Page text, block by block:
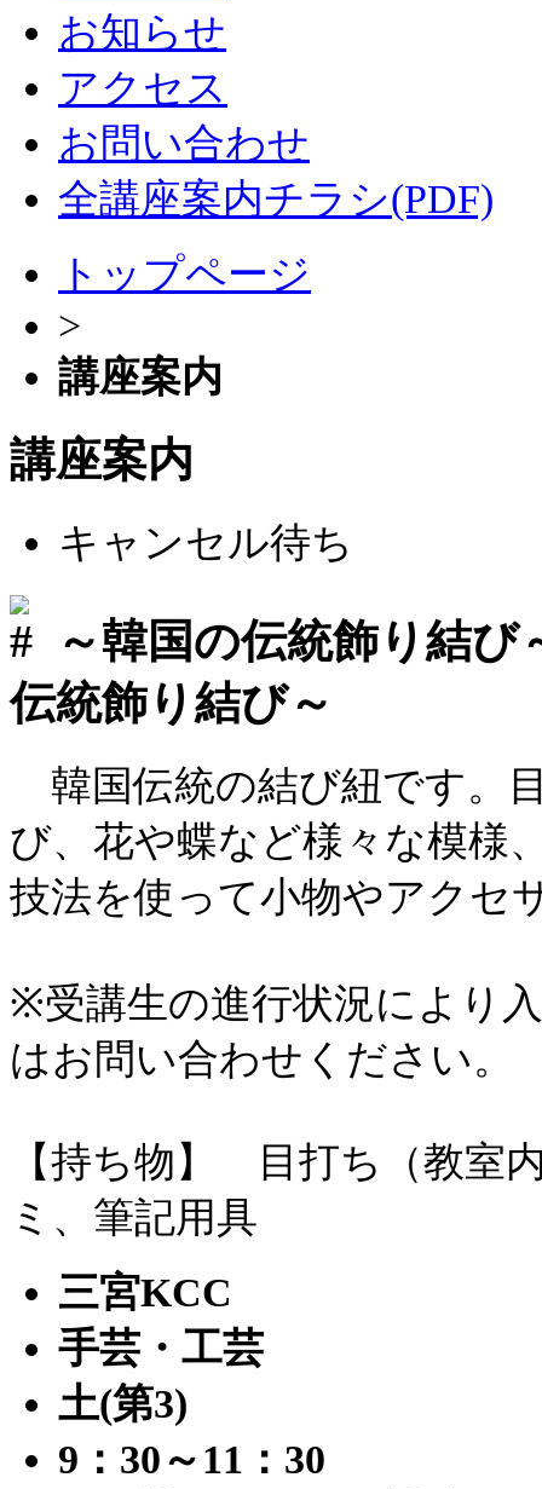
お知らせ
アクセス
お問い合わせ
全講座案内チラシ(PDF)
トップページ
>
講座案内
講座案内
キャンセル待ち
～韓国の伝統飾り結び
伝統飾り結び～
韓国伝統の結び紐です。
び、花や蝶など様々な模様
技法を使って小物やアクセ
※受講生の進行状況により
はお問い合わせください。
【持ち物】 目打ち（教室
ミ、筆記用具
三宮KCC
手芸・工芸
土(第3)
9：30～11：30